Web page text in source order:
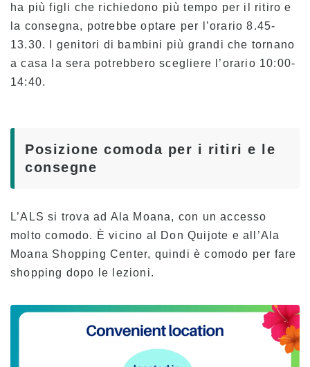
ha più figli che richiedono più tempo per il ritiro e
la consegna, potrebbe optare per l’orario 8.45-
13.30. I genitori di bambini più grandi che tornano
a casa la sera potrebbero scegliere l’orario 10:00-
14:40.
Posizione comoda per i ritiri e le
consegne
L’ALS si trova ad Ala Moana, con un accesso
molto comodo. È vicino al Don Quijote e all’Ala
Moana Shopping Center, quindi è comodo per fare
shopping dopo le lezioni.